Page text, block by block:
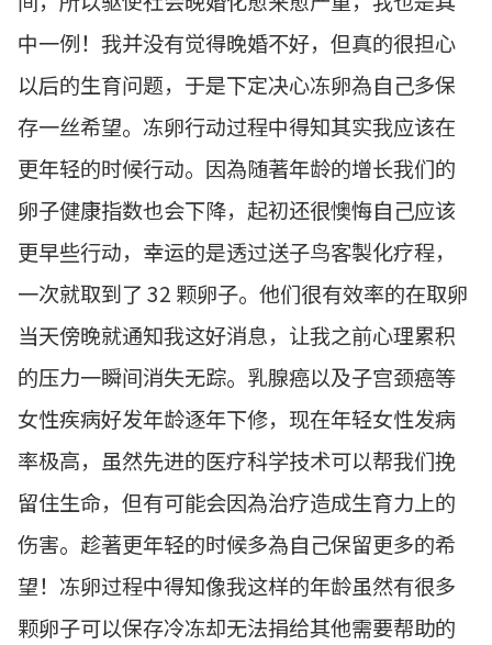
中一例！我并没有觉得晚婚不好，但真的很担心
以后的生育问题，于是下定决心冻卵為自己多保
存一丝希望。冻卵行动过程中得知其实我应该在
更年轻的时候行动。因為随著年龄的增长我们的
卵子健康指数也会下降，起初还很懊悔自己应该
更早些行动，幸运的是透过送子鸟客製化疗程，
一次就取到了 32 颗卵子。他们很有效率的在取卵
当天傍晚就通知我这好消息，让我之前心理累积
的压力一瞬间消失无踪。乳腺癌以及子宫颈癌等
女性疾病好发年龄逐年下修，现在年轻女性发病
率极高，虽然先进的医疗科学技术可以帮我们挽
留住生命，但有可能会因為治疗造成生育力上的
伤害。趁著更年轻的时候多為自己保留更多的希
望！冻卵过程中得知像我这样的年龄虽然有很多
颗卵子可以保存冷冻却无法捐给其他需要帮助的